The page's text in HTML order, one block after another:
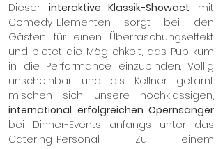
Dieser interaktive Klassik-Showact mit
Comedy-Elementen
sorgt bei den
Gästen für einen Überraschungseffekt
und bietet die Möglichkeit, das Publikum
in die Performance einzubinden. Völlig
unscheinbar und als Kellner getarnt
mischen sich unsere hochklassigen,
international erfolgreichen Opernsänger
bei Dinner-Events anfangs unter das
Catering-Personal. Zu einem